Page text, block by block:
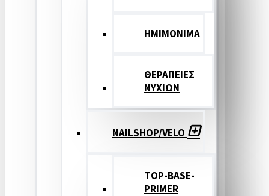
ΗΜΙΜΟΝΙΜΑ
ΘΕΡΑΠΕΙΕΣ
ΝΥΧΙΩΝ
NAILSHOP/VELO
TOP-BASE-
PRIMER